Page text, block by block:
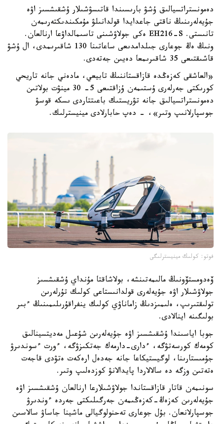
دەمونستراتسيالىق ۇشۋ بارىسىندا قاتىسۋشىلار ۇشقىشسىز اۋە
جۇيەلەرىنىڭ ناقتى جاعدايدا قولدانىلۋ مۇمكىندىكتەرىمەن
تانىستى. EH216-S ەكى جولاۋشىنى تاسىمالداۋعا ارنالعان.
ونىڭ ەڭ جوعارى جىلدامدىعى ساعاتىنا 130 شاقىرىمدى، ال ۇشۋ
قاشىقتىعى 35 شاقىرىمعا دەيىن جەتەدى.
«العاشقى كەزەڭدە قازاقستاننىڭ تابيعي، مادەني جانە تاريحي
كورىكتى جەرلەرى ۇستىمەن ۇزاقتىعى 5- 30 مينۋت بولاتىن
دەمونستراتسيالىق جانە تۋريستىك باعىتتاردى ىسكە قوسۋ
جوسپارلانىپ وتىر»، - دەپ حابارلادى مينيسترلىك.
فوتو: كولىك مينيسترلىگى
ۆەدومستۆونىڭ مالىمەتىنشە، بولاشاقتا مۇنداي ۇشقىشسىز
جولاۋشىلار اۋە جۇيەلەرى قولدانىستاعى كولىك تۇرلەرىن
تولىقتىرىپ، ەلىمىزدىڭ زاماناۋي كولىك ينفراقۇرىلىمىنىڭ ءبىر
بولىگىنە اينالادى.
جوبا اياسىندا ۇشقىشسىز اۋە جۇيەلەرىن شۇعىل مەديتسينالىق
كومەك كورسەتۋگە، ءدارى-دارمەك جەتكىزۋگە، ءورت ءسوندىرۋ
جۇمىستارىنا، لوگيستيكاعا جانە جەدەل ارەكەت ەتۋدى قاجەت
ەتەتىن وزگە دە سالالاردا پايدالانۋ كوزدەلىپ وتىر.
سونىمەن قاتار قازاقستاندا جولاۋشىلارعا ارنالعان ۇشقىشسىز اۋە
جۇيەلەرىن كەزەڭ-كەزەڭىمەن جەرگىلىكتى جەردە ءوندىرۋ
جوسپارلانعان. بۇل جوعارى تەحنولوگيالى ماشينا جاساۋ سالاسىن